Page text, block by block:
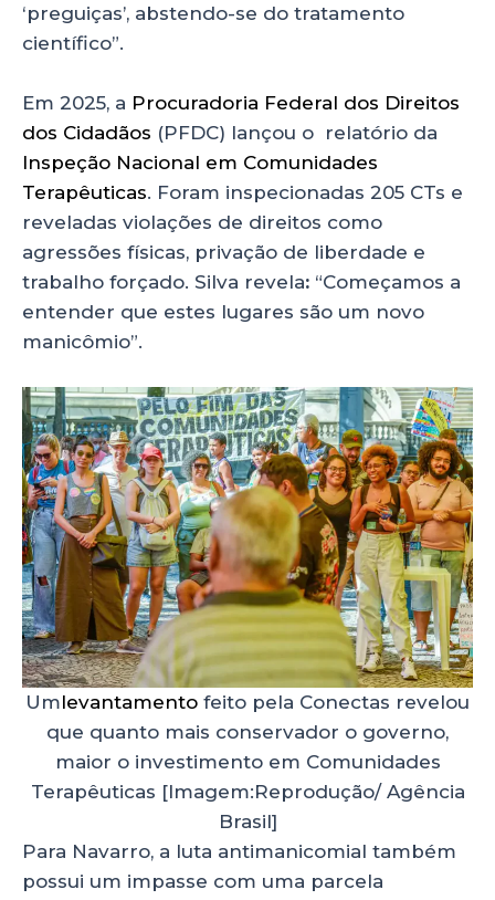
‘preguiças’, abstendo-se do tratamento
científico”.
Em 2025, a Procuradoria Federal dos Direitos
dos Cidadãos (PFDC) lançou o relatório da
Inspeção Nacional em Comunidades
Terapêuticas. Foram inspecionadas 205 CTs e
reveladas violações de direitos como
agressões físicas, privação de liberdade e
trabalho forçado. Silva revela: “Começamos a
entender que estes lugares são um novo
manicômio”.
Umlevantamento feito pela Conectas revelou
que quanto mais conservador o governo,
maior o investimento em Comunidades
Terapêuticas [Imagem:Reprodução/ Agência
Brasil]
Para Navarro, a luta antimanicomial também
possui um impasse com uma parcela